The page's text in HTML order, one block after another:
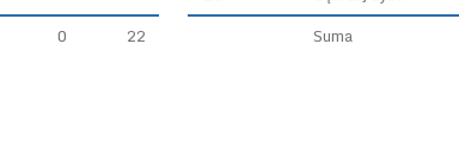
0 22
Suma